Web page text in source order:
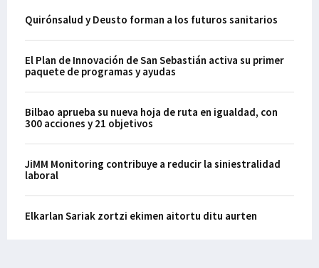
Quirónsalud y Deusto forman a los futuros sanitarios
El Plan de Innovación de San Sebastián activa su primer
paquete de programas y ayudas
Bilbao aprueba su nueva hoja de ruta en igualdad, con
300 acciones y 21 objetivos
JiMM Monitoring contribuye a reducir la siniestralidad
laboral
Elkarlan Sariak zortzi ekimen aitortu ditu aurten